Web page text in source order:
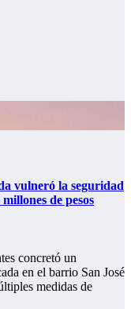
vulneró la seguridad
de pesos
concretó un
en el barrio San José
medidas de